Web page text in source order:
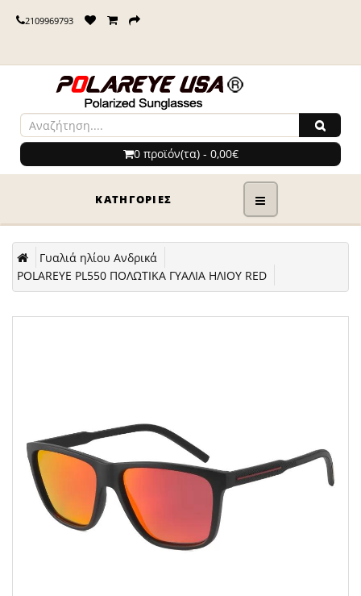
2109969793
0 προϊόν(τα) - 0,00€
ΚΑΤΗΓΟΡΊΕΣ
Γυαλιά ηλίου Ανδρικά
POLAREYE PL550 ΠΟΛΩΤΙΚΑ ΓΥΑΛΙΑ ΗΛΙΟΥ RED